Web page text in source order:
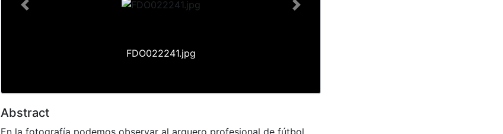
FDO022241.jpg
Previous Next
Abstract
En la fotografía podemos observar al arquero profesional de fútbol